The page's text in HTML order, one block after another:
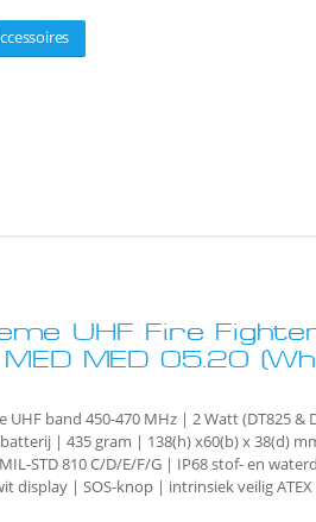
UHF Fire
MED 05.20
band 450-470 MHz | 2 Watt (DT825 &
| 435 gram | 138(h) x60(b) x 38(d)
STD 810 C/D/E/F/G | IP68 stof- en
display | SOS-knop | intrinsiek veilig ATEX